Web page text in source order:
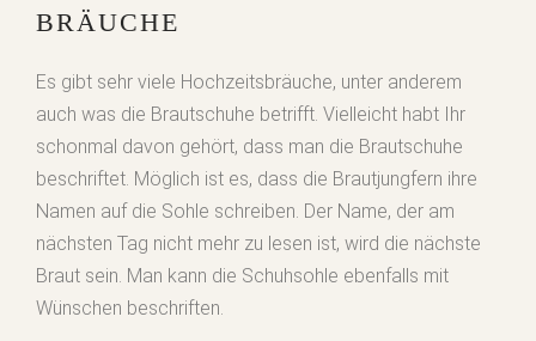
BRÄUCHE
Es gibt sehr viele Hochzeitsbräuche, unter anderem
auch was die Brautschuhe betrifft. Vielleicht habt Ihr
schonmal davon gehört, dass man die Brautschuhe
beschriftet. Möglich ist es, dass die Brautjungfern ihre
Namen auf die Sohle schreiben. Der Name, der am
nächsten Tag nicht mehr zu lesen ist, wird die nächste
Braut sein. Man kann die Schuhsohle ebenfalls mit
Wünschen beschriften.